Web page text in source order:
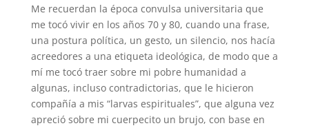
Me recuerdan la época convulsa universitaria que
me tocó vivir en los años 70 y 80, cuando una frase,
una postura política, un gesto, un silencio, nos hacía
acreedores a una etiqueta ideológica, de modo que a
mí me tocó traer sobre mi pobre humanidad a
algunas, incluso contradictorias, que le hicieron
compañía a mis “larvas espirituales”, que alguna vez
apreció sobre mi cuerpecito un brujo, con base en